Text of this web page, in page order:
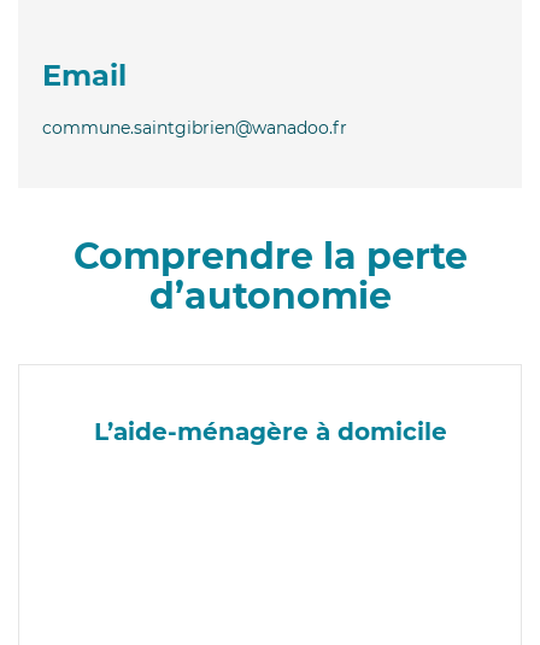
Email
commune.saintgibrien@wanadoo.fr
Comprendre la perte
d’autonomie
L’aide-ménagère à domicile